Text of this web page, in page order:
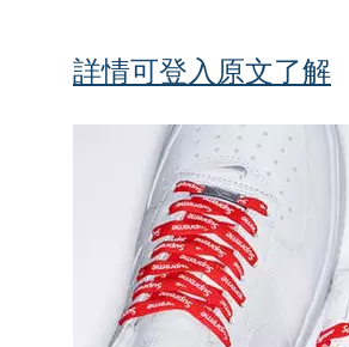
詳情可登入原文了解